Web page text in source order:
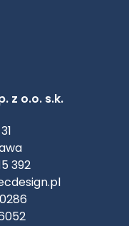
z o.o. s.k.
392